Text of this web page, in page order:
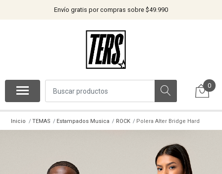
Envío gratis por compras sobre $49.990
0
Inicio TEMAS Estampados Musica ROCK Polera Alter Bridge Hard